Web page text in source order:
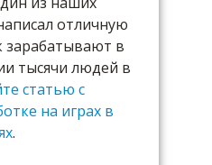
отличную
зарабатывают в
тысячи людей в
статью с
на играх в
.